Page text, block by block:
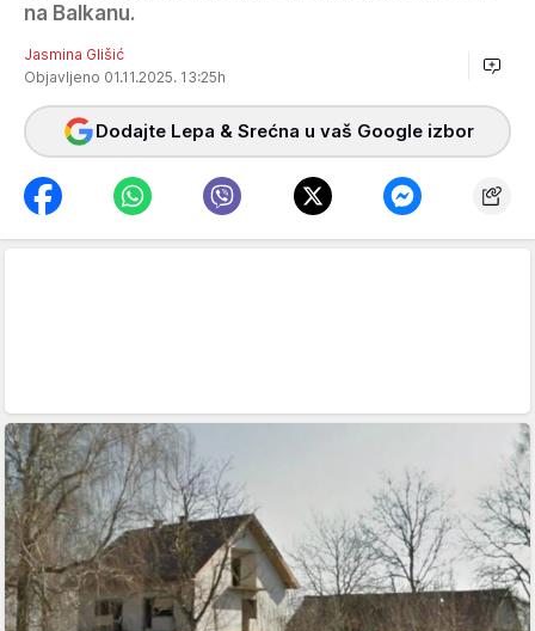
na Balkanu.
Jasmina Glišić
Objavljeno 01.11.2025. 13:25h
Dodajte Lepa & Srećna u vaš Google izbor